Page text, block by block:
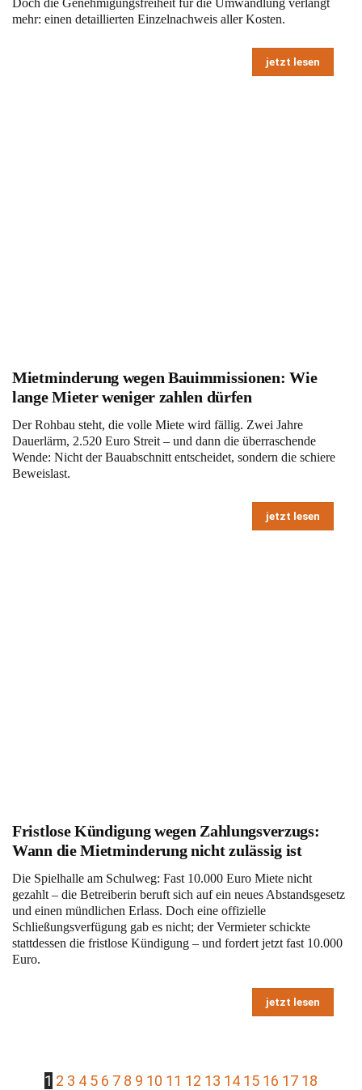
Doch die Genehmigungsfreiheit für die Umwandlung verlangt
mehr: einen detaillierten Einzelnachweis aller Kosten.
jetzt lesen
Mietminderung wegen Bauimmissionen: Wie
lange Mieter weniger zahlen dürfen
Der Rohbau steht, die volle Miete wird fällig. Zwei Jahre
Dauerlärm, 2.520 Euro Streit – und dann die überraschende
Wende: Nicht der Bauabschnitt entscheidet, sondern die schiere
Beweislast.
jetzt lesen
Fristlose Kündigung wegen Zahlungsverzugs:
Wann die Mietminderung nicht zulässig ist
Die Spielhalle am Schulweg: Fast 10.000 Euro Miete nicht
gezahlt – die Betreiberin beruft sich auf ein neues Abstandsgesetz
und einen mündlichen Erlass. Doch eine offizielle
Schließungsverfügung gab es nicht; der Vermieter schickte
stattdessen die fristlose Kündigung – und fordert jetzt fast 10.000
Euro.
jetzt lesen
1 2 3 4 5 6 7 8 9 10 11 12 13 14 15 16 17 18